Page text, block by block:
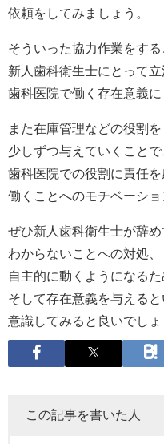
依頼をしてみましょう。
そういった協力作業をする
新人歯科衛生士にとって立
歯科医院で働く存在意義に
また在庫管理などの役割を
少しずつ与えていくことで
歯科医院での役割に責任を
働くことへのモチベーショ
ぜひ新人歯科衛生士が辞め
わからないことへの対処、
自主的に動くようになるた
そして存在意義を与える
意識してみると良いでしょ
この記事を書いた人